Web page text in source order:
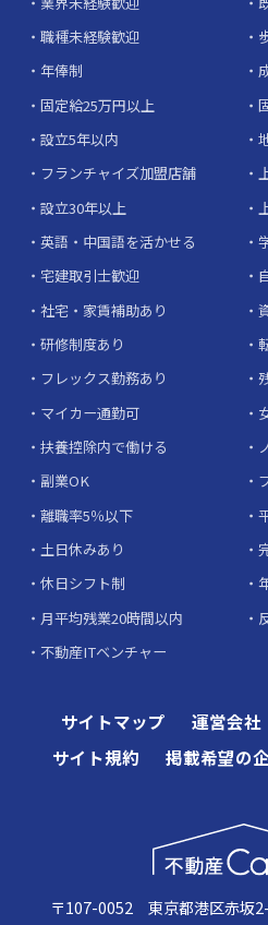
職種未経験歓迎
年俸制
固定給25万円以上
設立5年以内
フランチャイズ加盟店舗
設立30年以上
英語・中国語を活かせる
宅建取引士歓迎
社宅・家賃補助あり
研修制度あり
フレックス勤務あり
マイカー通勤可
扶養控除内で働ける
副業OK
離職率5％以下
土日休みあり
休日シフト制
月平均残業20時間以内
不動産ITベンチャー
サイトマップ 運営会社
サイト規約
掲載希望の
〒107-0052 東京都港区赤坂